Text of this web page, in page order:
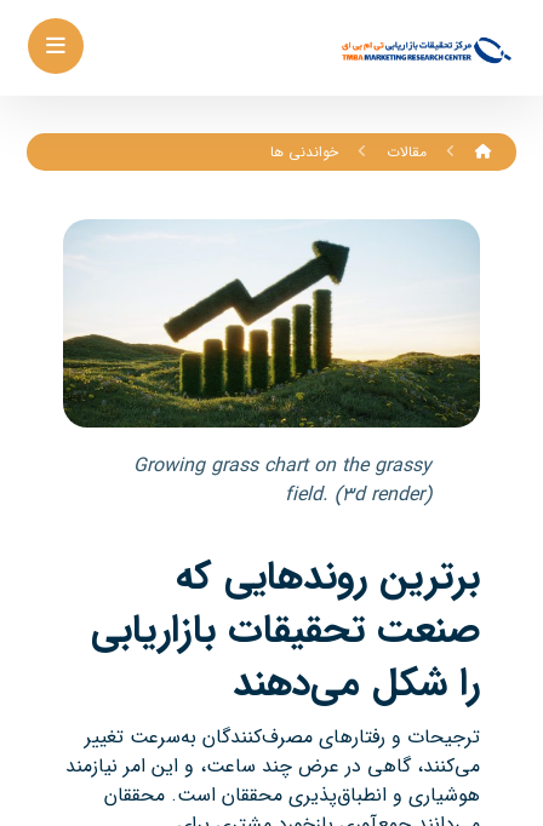
مقالات خواندنی ها
Growing grass chart on the grassy
field. (۳d render)
برترین روندهایی که
صنعت تحقیقات بازاریابی
را شکل می‌دهند
ترجیحات و رفتارهای مصرف‌کنندگان به‌سرعت تغییر
می‌کنند، گاهی در عرض چند ساعت، و این امر نیازمند
هوشیاری و انطباق‌پذیری محققان است. محققان